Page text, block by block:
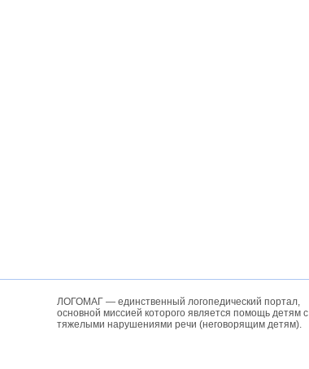
ЛОГОМАГ — единственный логопедический портал,
основной миссией которого является помощь детям с
тяжелыми нарушениями речи (неговорящим детям).